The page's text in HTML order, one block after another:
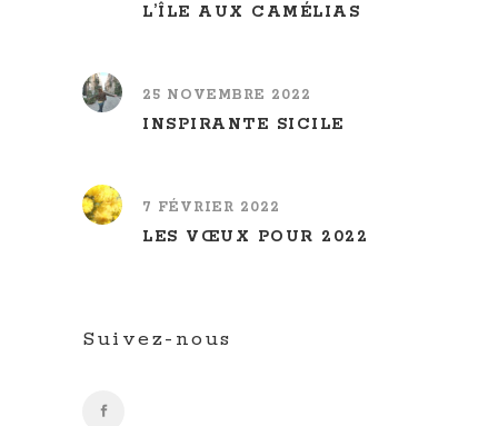
L’ÎLE AUX CAMÉLIAS
25 NOVEMBRE 2022
INSPIRANTE SICILE
7 FÉVRIER 2022
LES VŒUX POUR 2022
Suivez-nous